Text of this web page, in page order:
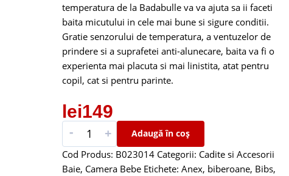
temperatura de la Badabulle va va ajuta sa ii faceti
baita micutului in cele mai bune si sigure conditii.
Gratie senzorului de temperatura, a ventuzelor de
prindere si a suprafetei anti-alunecare, baita va fi o
experienta mai placuta si mai linistita, atat pentru
copil, cat si pentru parinte.
lei149
- + Adaugă în coș
Cod Produs: B023014 Categorii: Cadite si Accesorii
Baie, Camera Bebe Etichete: Anex, biberoane, Bibs,